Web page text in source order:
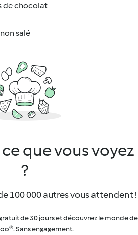
de chocolat
salé
que vous voyez
?
100 000 autres vous attendent !
de 30 jours et découvrez le monde de
Sans engagement.